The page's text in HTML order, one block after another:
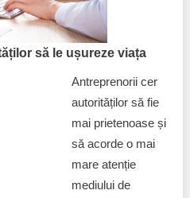
să le ușureze viața
Antreprenorii cer
autorităților să fie
mai prietenoase și
să acorde o mai
mare atenție
mediului de